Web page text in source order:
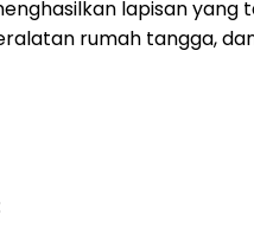
lapisan
rumah tangga,